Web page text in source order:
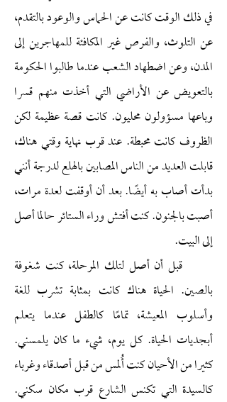
في ذلك الوقت كانت عن الحماس والوعود بالتقدم،
عن التلوث، والفرص غير المكافئة للمهاجرين إلى
المدن، وعن اضطهاد الشعب عندما طالبوا الحكومة
بالتعويض عن الأراضي التي أخذت منهم قسرا
وباعها مسؤولون محليون. كانت قصة عظيمة لكن
الظروف كانت محبطة. عند قرب نهاية وقتي هناك،
قابلت العديد من الناس المصابين بالهلع لدرجة أنني
بدأت أصاب به أيضًا. بعد أن أوقفت لعدة مرات،
أصبت بالجنون. كنت أفتش وراء الستائر حالما أصل
إلى البيت.
قبل أن أصل لتلك المرحلة، كنت شغوفة
بالصين. الحياة هناك كانت بمثابة تشرب للغة
وأسلوب المعيشة، تمامًا كالطفل عندما يتعلم
أبجديات الحياة. كل يوم، شيء ما كان يلمسني.
كثيرا من الأحيان كنت أُلمس من قبل أصدقاء وغرباء
كالسيدة التي تكنس الشارع قرب مكان سكني.